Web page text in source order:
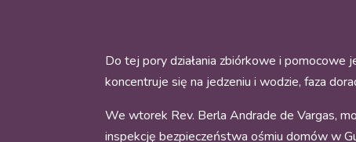
Do tej pory działania zbiórkowe i pomocowe
koncentruje się na jedzeniu i wodzie, faza
We wtorek Rev. Berla Andrade de Vargas,
inspekcję bezpieczeństwa ośmiu domów w